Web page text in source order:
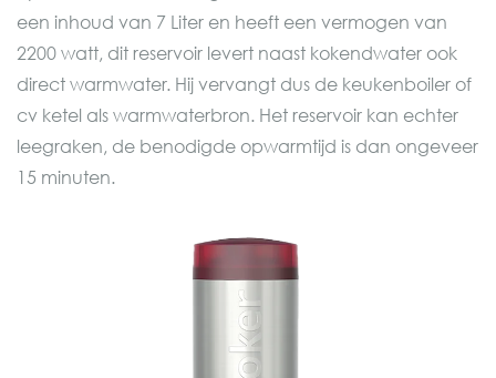
een inhoud van 7 Liter en heeft een vermogen van
2200 watt, dit reservoir levert naast kokendwater ook
direct warmwater. Hij vervangt dus de keukenboiler of
cv ketel als warmwaterbron. Het reservoir kan echter
leegraken, de benodigde opwarmtijd is dan ongeveer
15 minuten.